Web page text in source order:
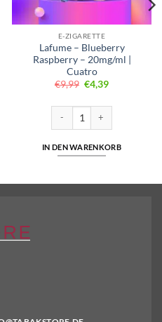
E-ZIGARETTE
Lafume – Blueberry
Raspberry – 20mg/ml |
Cuatro
€9,99 Ursprünglicher
Preis
€4,39Aktueller
IN DEN WARENKORB